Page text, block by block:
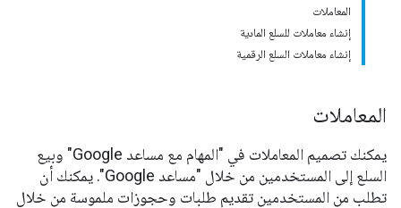
المعاملات
إنشاء معاملات للسلع المادية
إنشاء معاملات السلع الرقمية
المعاملات
يمكنك تصميم المعاملات في "المهام مع مساعد Google" وبيع
السلع إلى المستخدمين من خلال "مساعد Google". يمكنك أن
تطلب من المستخدمين تقديم طلبات وحجوزات ملموسة من خلال